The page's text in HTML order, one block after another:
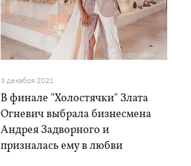
3 декабря 2021
В финале "Холостячки" Злата
Огневич выбрала бизнесмена
Андрея Задворного и
призналась ему в любви